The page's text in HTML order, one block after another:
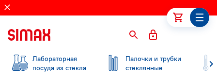
Лабораторная
посуда из стекла
Палочки и трубки
стеклянные